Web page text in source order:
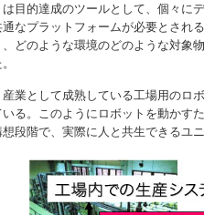
目的達成のツールとして、個々に
通なプラットフォームが必要とされ
どのような環境のどのような対象
業として成熟している工場用のロ
いる。このようにロボットを動かす
段階で、実際に人と共生できるユ